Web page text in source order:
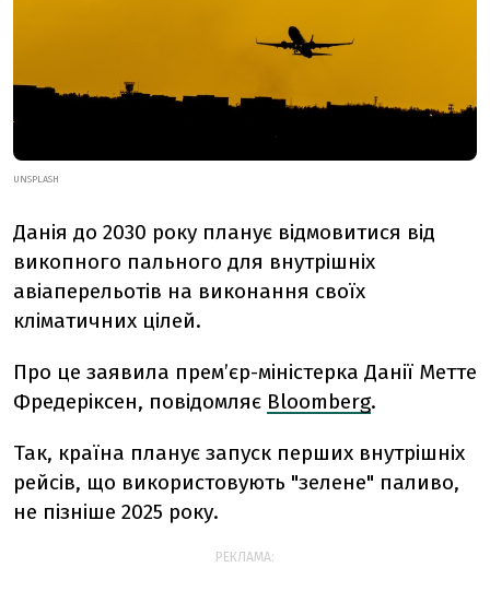
UNSPLASH
Данія до 2030 року планує відмовитися від
викопного пального для внутрішніх
авіаперельотів на виконання своїх
кліматичних цілей.
Про це заявила прем’єр-міністерка Данії Метте
Фредеріксен, повідомляє Bloomberg.
Так, країна планує запуск перших внутрішніх
рейсів, що використовують "зелене" паливо,
не пізніше 2025 року.
РЕКЛАМА: